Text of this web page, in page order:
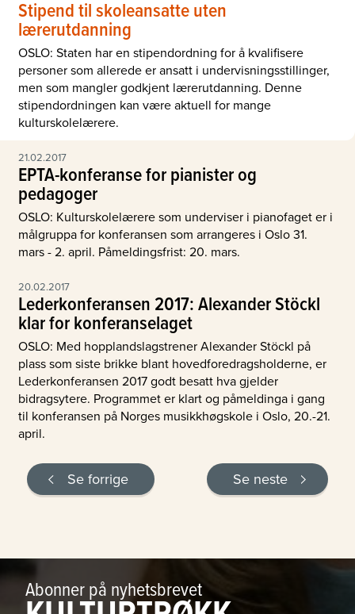
Stipend til skoleansatte uten
lærerutdanning
OSLO: Staten har en stipendordning for å kvalifisere
personer som allerede er ansatt i undervisningsstillinger,
men som mangler godkjent lærerutdanning. Denne
stipendordningen kan være aktuell for mange
kulturskolelærere.
21.02.2017
EPTA-konferanse for pianister og
pedagoger
OSLO: Kulturskolelærere som underviser i pianofaget er i
målgruppa for konferansen som arrangeres i Oslo 31.
mars - 2. april. Påmeldingsfrist: 20. mars.
20.02.2017
Lederkonferansen 2017: Alexander Stöckl
klar for konferanselaget
OSLO: Med hopplandslagstrener Alexander Stöckl på
plass som siste brikke blant hovedforedragsholderne, er
Lederkonferansen 2017 godt besatt hva gjelder
bidragsytere. Programmet er klart og påmeldinga i gang
til konferansen på Norges musikkhøgskole i Oslo, 20.-21.
april.
Se forrige Se neste
Abonner på nyhetsbrevet